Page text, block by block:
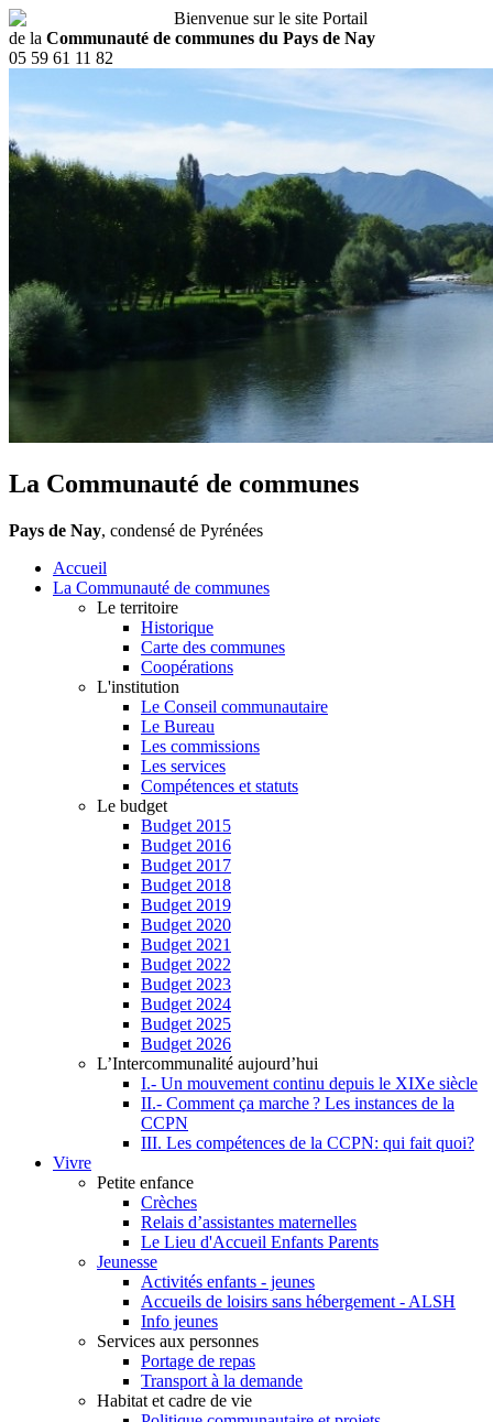
Bienvenue sur le site Portail
de la Communauté de communes du Pays de Nay
05 59 61 11 82
La Communauté de communes
Pays de Nay, condensé de Pyrénées
Accueil
La Communauté de communes
Le territoire
Historique
Carte des communes
Coopérations
L'institution
Le Conseil communautaire
Le Bureau
Les commissions
Les services
Compétences et statuts
Le budget
Budget 2015
Budget 2016
Budget 2017
Budget 2018
Budget 2019
Budget 2020
Budget 2021
Budget 2022
Budget 2023
Budget 2024
Budget 2025
Budget 2026
L’Intercommunalité aujourd’hui
I.- Un mouvement continu depuis le XIXe siècle
II.- Comment ça marche ? Les instances de la
CCPN
III. Les compétences de la CCPN: qui fait quoi?
Vivre
Petite enfance
Crèches
Relais d’assistantes maternelles
Le Lieu d'Accueil Enfants Parents
Jeunesse
Activités enfants - jeunes
Accueils de loisirs sans hébergement - ALSH
Info jeunes
Services aux personnes
Portage de repas
Transport à la demande
Habitat et cadre de vie